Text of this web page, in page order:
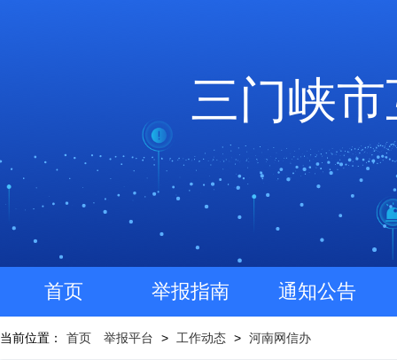
三门峡
首页 举报指南 通知公告
当前位置： 首页 举报平台 > 工作动态 > 河南网信办